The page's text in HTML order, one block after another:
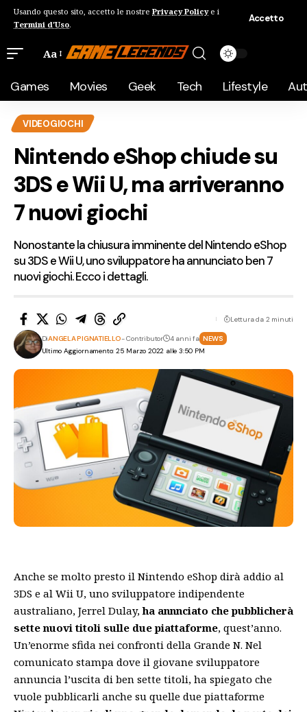
Usando questo sito, accetto le nostre Privacy Policye i
Termini d'Uso.
Accetto
Aa
Games Movies Geek Tech Lifestyle
VIDEOGIOCHI
Nintendo eShop chiude su
3DS e Wii U, ma arriveranno
7 nuovi giochi
Nonostante la chiusura imminente del Nintendo eShop
su 3DS e Wii U, uno sviluppatore ha annunciato ben 7
nuovi giochi. Ecco i dettagli.
Ultimo Aggiornamento: 25 Marzo 2022 alle 3:50 PM
DiANGELA PIGNATIELLO- Contributor 4 anni fa NEWS
Lettura da 2 minuti
Anche se molto presto il Nintendo eShop dirà addio al
3DS e al Wii U, uno sviluppatore indipendente
australiano, Jerrel Dulay, ha annnciato che pubblicherà
sette nuovi titoli sulle due piattaforme, quest’anno.
Un’enorme sfida nei confronti della Grande N. Nel
comunicato stampa dove il giovane sviluppatore
annuncia l’uscita di ben sette titoli, ha spiegato che
vuole pubblicarli anche su quelle due piattaforme